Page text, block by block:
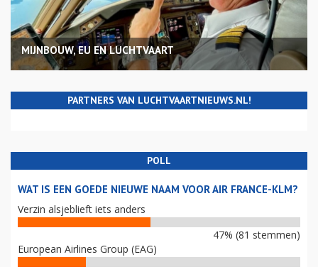
MIJNBOUW, EU EN LUCHTVAART
PARTNERS VAN LUCHTVAARTNIEUWS.NL!
POLL
WAT IS EEN GOEDE NIEUWE NAAM VOOR AIR FRANCE-KLM?
Verzin alsjeblieft iets anders
47% (81 stemmen)
European Airlines Group (EAG)